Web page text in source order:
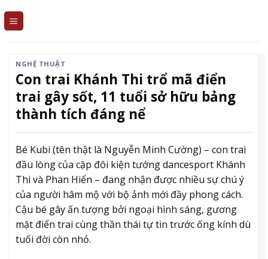
NGHỆ THUẬT
Con trai Khánh Thi trổ mã điển
trai gây sốt, 11 tuổi sở hữu bảng
thành tích đáng nể
Bé Kubi (tên thật là Nguyễn Minh Cường) – con trai
đầu lòng của cặp đôi kiện tướng dancesport Khánh
Thi và Phan Hiển – đang nhận được nhiều sự chú ý
của người hâm mộ với bộ ảnh mới đầy phong cách.
Cậu bé gây ấn tượng bởi ngoại hình sáng, gương
mặt điển trai cùng thần thái tự tin trước ống kính dù
tuổi đời còn nhỏ.